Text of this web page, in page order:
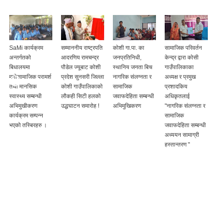
SaMi कार्यक्रम
अन्तर्गतको
बिधालयमा
मनोसामाजिक परामर्श
तथा मानसिक
स्वास्थ्य सम्बन्धी
अभिमुखीकरण
कार्यक्रम सम्पन्न
भएको तस्बिरहरु ।
सम्माननीय राष्ट्रपति
आदरणिय रामचन्द्र
पौडेल ज्यूबाट कोशी
प्रदेश सुनसरी जिल्ला
कोशी गाउँपालिकाको
लौकही सिटी हलको
उद्धघाटन समारोह !
कोशी गा.पा. का
जनप्रतिनिधी,
स्थानिय जनता बिच
नागरिक संलग्नता र
सामाजिक
जवाफदेहिता सम्बन्धी
अभिमुखिकरण
सामाजिक परिवर्तन
केन्द्र द्वारा कोसी
गाउँपालिकाका
अध्यक्ष र प्रमुख
प्रशादकिय
अधिकृतलाई
"नागरिक संलग्नता र
सामाजिक
जवाफदेहिता सम्बन्धी
अध्ययन सामाग्री
हस्तान्तरण "